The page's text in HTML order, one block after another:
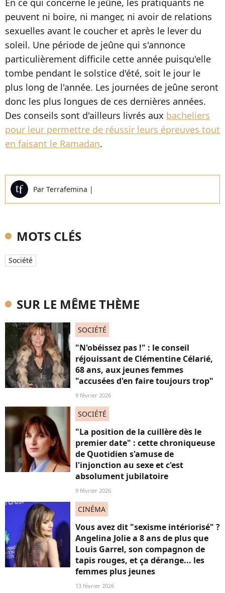
En ce qui concerne le jeûne, les pratiquants ne
peuvent ni boire, ni manger, ni avoir de relations
sexuelles avant le coucher et après le lever du
soleil. Une période de jeûne qui s'annonce
particulièrement difficile cette année puisqu'elle
tombe pendant le solstice d'été, soit le jour le
plus long de l'année. Les journées de jeûne seront
donc les plus longues de ces dernières années.
Des conseils sont d'ailleurs livrés aux bacheliers
pour leur permettre de réussir leurs épreuves tout
en faisant le Ramadan.
Par Terrafemina |
MOTS CLÉS
Société
SUR LE MÊME THÈME
SOCIÉTÉ
"N'obéissez pas !" : le conseil
réjouissant de Clémentine Célarié,
68 ans, aux jeunes femmes
"accusées d'en faire toujours trop"
9 février 2026
SOCIÉTÉ
"La position de la cuillère dès le
premier date" : cette chroniqueuse
de Quotidien s'amuse de
l'injonction au sexe et c'est
absolument jubilatoire
9 février 2026
CINÉMA
Vous avez dit "sexisme intériorisé" ?
Angelina Jolie a 8 ans de plus que
Louis Garrel, son compagnon de
tapis rouges, et ça dérange... les
femmes plus jeunes
13 février 2026